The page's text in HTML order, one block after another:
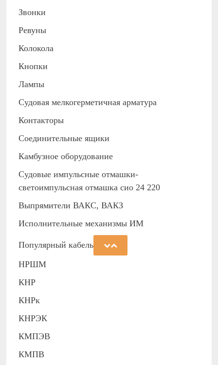
Звонки
Ревуны
Колокола
Кнопки
Лампы
Судовая мелкогерметичная арматура
Контакторы
Соединительные ящики
Камбузное оборудование
Судовые импульсные отмашки-
светоимпульсная отмашка сио 24 220
Выпрямители ВАКС, ВАКЗ
Исполнительные механизмы ИМ
Популярный кабель
НРШМ
КНР
КНРк
КНРЭК
КМПЭВ
КМПВ